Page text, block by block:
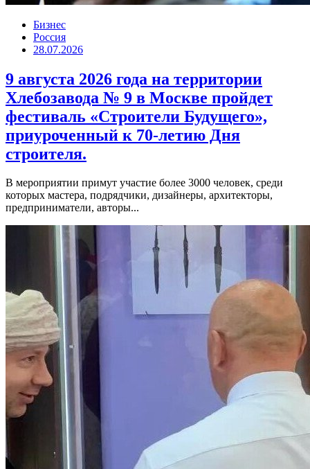
Бизнес
Россия
28.07.2026
9 августа 2026 года на территории
Хлебозавода № 9 в Москве пройдет
фестиваль «Строители Будущего»,
приуроченный к 70-летию Дня
строителя.
В мероприятии примут участие более 3000 человек, среди
которых мастера, подрядчики, дизайнеры, архитекторы,
предприниматели, авторы...